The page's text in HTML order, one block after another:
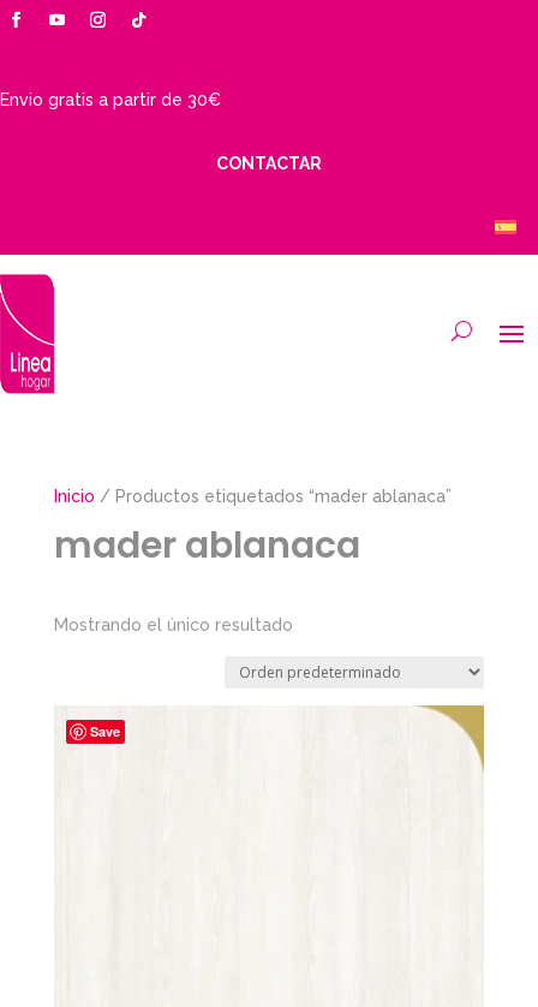
Envio gratis a partir de 30€
CONTACTAR
Inicio / Productos etiquetados “mader ablanaca”
mader ablanaca
Mostrando el único resultado
Save